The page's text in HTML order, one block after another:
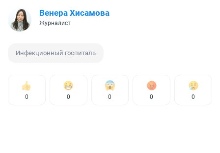
Венера Хисамова
Журналист
Инфекционный госпиталь
0 0 0 0 0